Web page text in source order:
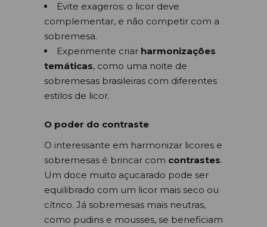
Evite exageros: o licor deve
complementar, e não competir com a
sobremesa.
Experimente criar harmonizações
temáticas, como uma noite de
sobremesas brasileiras com diferentes
estilos de licor.
O poder do contraste
O interessante em harmonizar licores e
sobremesas é brincar com contrastes.
Um doce muito açucarado pode ser
equilibrado com um licor mais seco ou
cítrico. Já sobremesas mais neutras,
como pudins e mousses, se beneficiam